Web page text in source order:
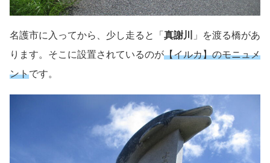
名護市に入ってから、少し走ると「 真謝川
」を渡る橋があ
ります。そこに設置されているのが【イルカ】のモニュメ
ントです。